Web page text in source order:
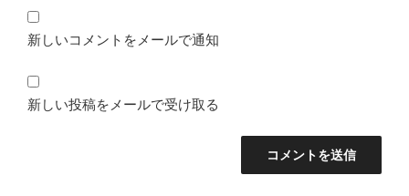
新しいコメントをメールで通知
新しい投稿をメールで受け取る